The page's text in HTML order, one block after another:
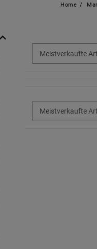
Home